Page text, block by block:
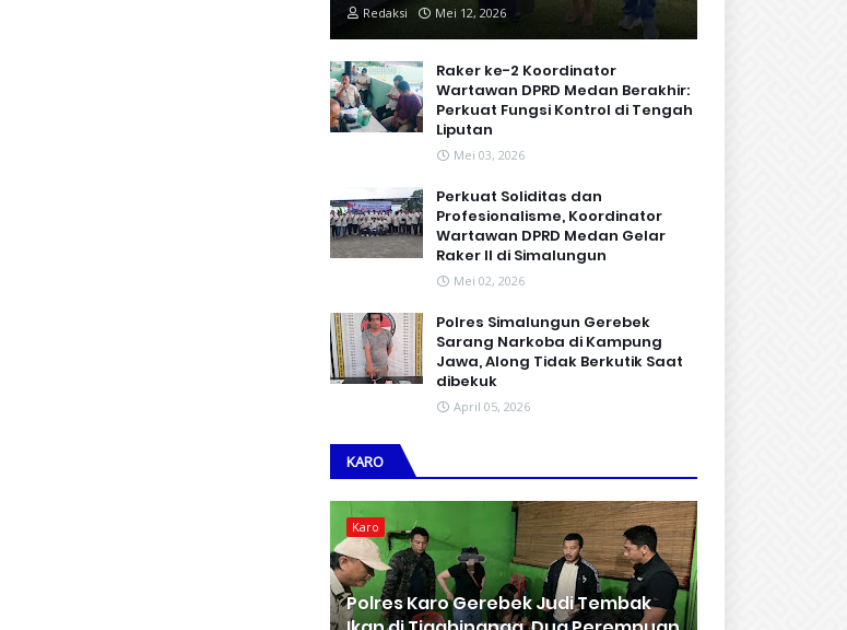
Redaksi Mei 12, 2026
Raker ke-2 Koordinator
Wartawan DPRD Medan Berakhir:
Perkuat Fungsi Kontrol di Tengah
Liputan
Mei 03, 2026
Perkuat Soliditas dan
Profesionalisme, Koordinator
Wartawan DPRD Medan Gelar
Raker II di Simalungun
Mei 02, 2026
Polres Simalungun Gerebek
Sarang Narkoba di Kampung
Jawa, Along Tidak Berkutik Saat
dibekuk
April 05, 2026
KARO
Karo
Polres Karo Gerebek Judi Tembak